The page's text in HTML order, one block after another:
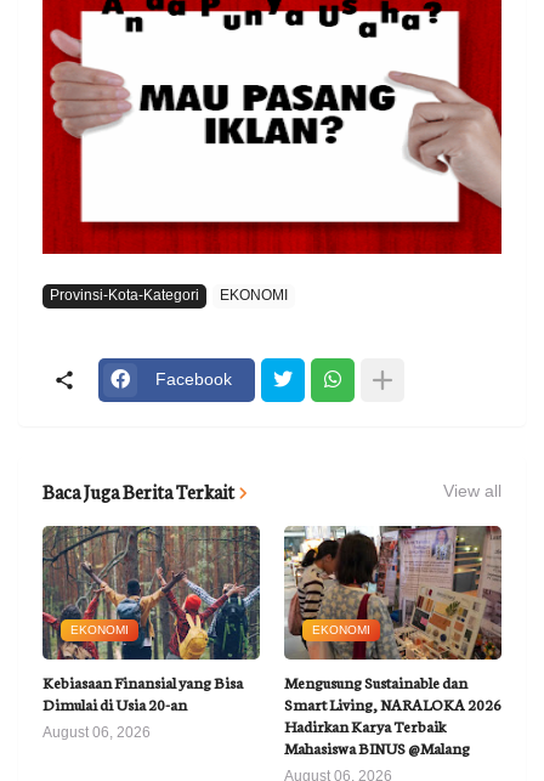
Provinsi-Kota-Kategori EKONOMI
Facebook
Baca Juga Berita Terkait View all
EKONOMI
Kebiasaan Finansial yang Bisa
Dimulai di Usia 20-an
August 06, 2026
EKONOMI
Mengusung Sustainable dan
Smart Living, NARALOKA 2026
Hadirkan Karya Terbaik
Mahasiswa BINUS @Malang
August 06, 2026